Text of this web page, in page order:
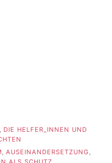
DIE HELFER_INNEN UND
, AUSEINANDERSETZUNG ,